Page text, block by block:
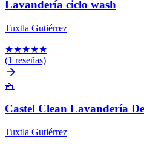
Lavandería ciclo wash
Tuxtla Gutiérrez
★★★★★
(1 reseñas)
🧺
Castel Clean Lavandería
Tuxtla Gutiérrez